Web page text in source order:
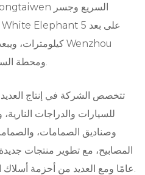
التوافق المتعدد:
مفاتيح بسيطة إلى
العديد من الصناعات
ومحطة السكة الحديد. الطريق مناسب جدا.
تتخصص الشركة في إنتاج العديد
للسيارات والدراجات
وصناديق الصمامات،
عامًا ومع العديد من أحزمة أسلاك السيارات المحلية. دعم التعاون.